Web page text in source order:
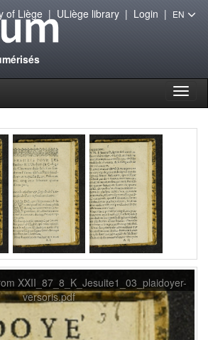
of Liège| ULiège library| Login | EN
XXII_87_8_K_Jesuite1_03_plaidoyer-
versoris.pdf